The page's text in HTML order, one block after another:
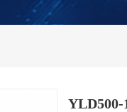
YLD500-